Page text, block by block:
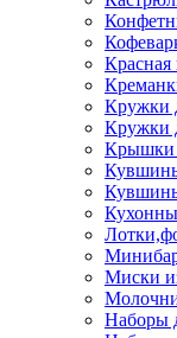
Красная
Кружки
Кружки
Крышки
Миски
Наборы